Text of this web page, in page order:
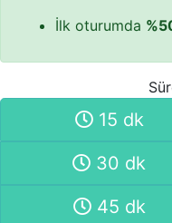
İlk oturumda
15 dk
30 dk
45 dk